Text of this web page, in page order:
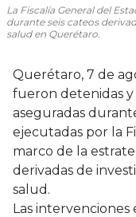
La Fiscalía General del
durante seis cateos
salud en Querétaro.
Querétaro, 7 de
fueron detenidas y
aseguradas
ejecutadas por la
marco de la
derivadas de
salud.
Las